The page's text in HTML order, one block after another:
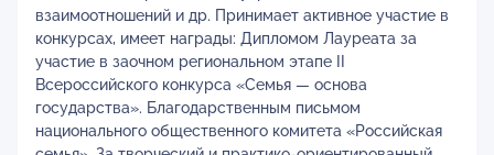
взаимоотношений и др. Принимает активное участие в
конкурсах, имеет награды: Дипломом Лауреата за
участие в заочном региональном этапе II
Всероссийского конкурса «Семья — основа
государства». Благодарственным письмом
национального общественного комитета «Российская